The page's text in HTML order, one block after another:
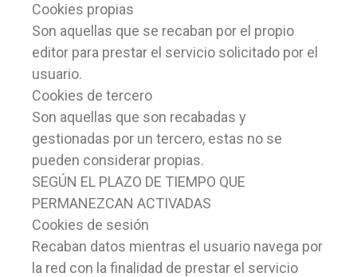
Cookies propias
Son aquellas que se recaban por el propio
editor para prestar el servicio solicitado por el
usuario.
Cookies de tercero
Son aquellas que son recabadas y
gestionadas por un tercero, estas no se
pueden considerar propias.
SEGÚN EL PLAZO DE TIEMPO QUE
PERMANEZCAN ACTIVADAS
Cookies de sesión
Recaban datos mientras el usuario navega por
la red con la finalidad de prestar el servicio